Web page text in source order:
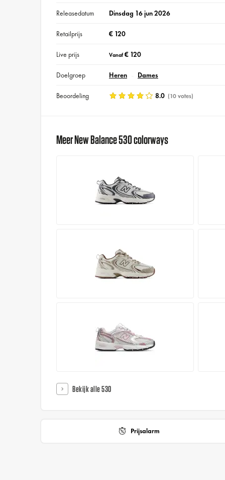
Releasedatum Dinsdag 16 jun 2026
Retailprijs € 120
Live prijs Vanaf€ 120
Doelgroep Heren Dames
Beoordeling 8.0 (10 votes)
Meer New Balance 530 colorways
Bekijk alle 530
Prijsalarm